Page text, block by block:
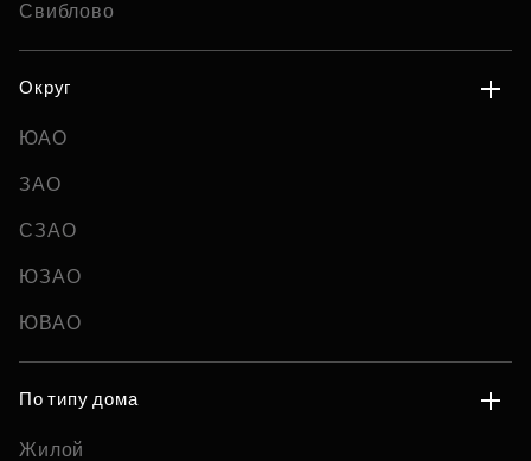
Свиблово
Округ
ЮАО
ЗАО
СЗАО
ЮЗАО
ЮВАО
По типу дома
Жилой